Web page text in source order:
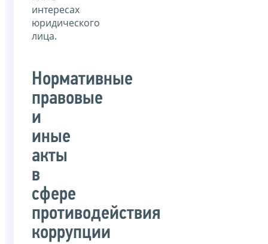
интересах
юридического
лица.
Нормативные
правовые
и
иные
акты
в
сфере
противодействия
коррупции